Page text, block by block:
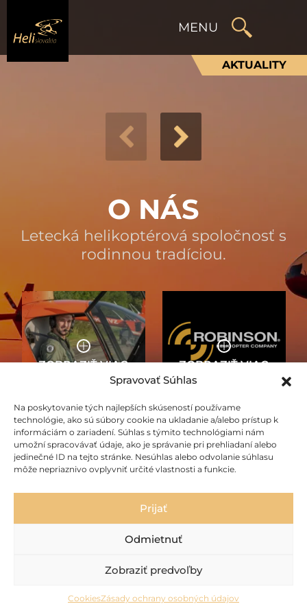
Spravovať Súhlas
Na poskytovanie tých najlepších skúseností používame
technológie, ako sú súbory cookie na ukladanie a/alebo prístup k
informáciám o zariadení. Súhlas s týmito technológiami nám
umožní spracovávať údaje, ako je správanie pri prehliadaní alebo
jedinečné ID na tejto stránke. Nesúhlas alebo odvolanie súhlasu
môže nepriaznivo ovplyvniť určité vlastnosti a funkcie.
Prijať
Odmietnuť
Zobraziť predvoľby
CookiesZásady ochrany osobných údajov
AKTUALITY
O NÁS
Letecká helikoptérová spoločnosť s
rodinnou tradíciou.
O NÁS
VRTUĽNÍKY
ROBINSON
AKTUALITY